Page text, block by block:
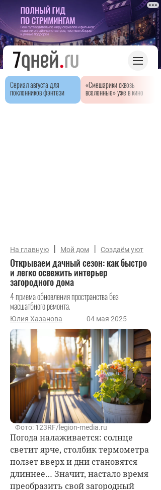
Сериал августа для
поклонников фэнтези
«Смешарики сквозь
вселенные» уже в кино
На главную | Мой дом | Создаём уют
Открываем дачный сезон: как быстро
и легко освежить интерьер
загородного дома
4 приема обновления пространства без
масшатбного ремонта.
Юлия Хазанова 04 мая 2025
Фото: 123RF/legion-media.ru
Погода налаживается: солнце
светит ярче, столбик термометра
ползет вверх и дни становятся
длиннее… Значит, настало время
преобразить свой загородный